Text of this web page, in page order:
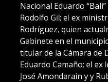
Nacional Eduardo
Rodolfo Gil; el ex
Rodríguez, quien
Gabinete en el
titular de la Cámara de
Eduardo Camaño; el
José Amondarain y y